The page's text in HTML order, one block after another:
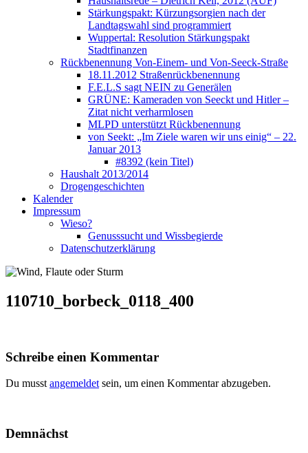
Stärkungspakt: Kürzungsorgien nach der
Landtagswahl sind programmiert
Wuppertal: Resolution Stärkungspakt
Stadtfinanzen
Rückbenennung Von-Einem- und Von-Seeck-Straße
18.11.2012 Straßenrückbenennung
F.E.L.S sagt NEIN zu Generälen
GRÜNE: Kameraden von Seeckt und Hitler –
Zitat nicht verharmlosen
MLPD unterstützt Rückbenennung
von Seekt: „Im Ziele waren wir uns einig“ – 22.
Januar 2013
#8392 (kein Titel)
Haushalt 2013/2014
Drogengeschichten
Kalender
Impressum
Wieso?
Genusssucht und Wissbegierde
Datenschutzerklärung
110710_borbeck_0118_400
Schreibe einen Kommentar
Du musst angemeldet sein, um einen Kommentar abzugeben.
Demnächst